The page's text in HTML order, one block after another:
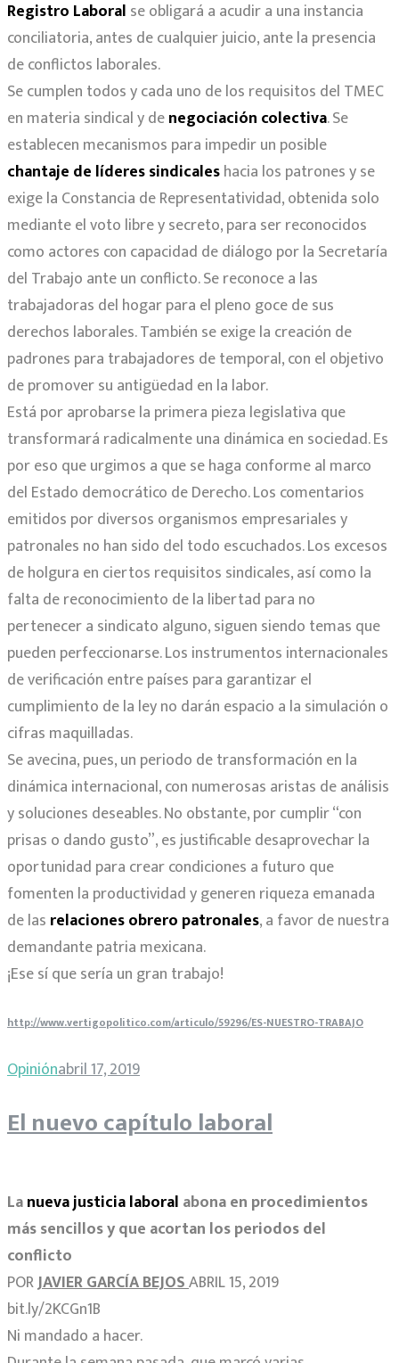
Registro Laboral se obligará a acudir a una instancia
conciliatoria, antes de cualquier juicio, ante la presencia
de conflictos laborales.
Se cumplen todos y cada uno de los requisitos del TMEC
en materia sindical y denegociación colectiva. Se
establecen mecanismos para impedir un posible
chantaje de líderes sindicaleshacia los patrones y se
exige la Constancia de Representatividad, obtenida solo
mediante el voto libre y secreto, para ser reconocidos
como actores con capacidad de diálogo por la Secretaría
del Trabajo ante un conflicto. Se reconoce a las
trabajadoras del hogar para el pleno goce de sus
derechos laborales. También se exige la creación de
padrones para trabajadores de temporal, con el objetivo
de promover su antigüedad en la labor.
Está por aprobarse la primera pieza legislativa que
transformará radicalmente una dinámica en sociedad. Es
por eso que urgimos a que se haga conforme al marco
del Estado democrático de Derecho. Los comentarios
emitidos por diversos organismos empresariales y
patronales no han sido del todo escuchados. Los excesos
de holgura en ciertos requisitos sindicales, así como la
falta de reconocimiento de la libertad para no
pertenecer a sindicato alguno, siguen siendo temas que
pueden perfeccionarse. Los instrumentos internacionales
de verificación entre países para garantizar el
cumplimiento de la ley no darán espacio a la simulación o
cifras maquilladas.
Se avecina, pues, un periodo de transformación en la
dinámica internacional, con numerosas aristas de análisis
y soluciones deseables. No obstante, por cumplir “con
prisas o dando gusto”, es justificable desaprovechar la
oportunidad para crear condiciones a futuro que
fomenten la productividad y generen riqueza emanada
de las relaciones obrero patronales, a favor de nuestra
demandante patria mexicana.
¡Ese sí que sería un gran trabajo!
http://www.vertigopolitico.com/articulo/59296/ES-NUESTRO-TRABAJO
Opiniónabril 17, 2019
El nuevo capítulo laboral
Lanueva justicia laboral abona en procedimientos
más sencillos y que acortan los periodos del
conflicto
PORJAVIER GARCÍA BEJOSABRIL 15, 2019
bit.ly/2KCGn1B
Ni mandado a hacer.